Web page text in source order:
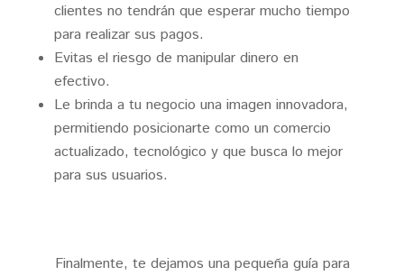
clientes no tendrán que esperar mucho tiempo
para realizar sus pagos.
Evitas el riesgo de manipular dinero en
efectivo.
Le brinda a tu negocio una imagen innovadora,
permitiendo posicionarte como un comercio
actualizado, tecnológico y que busca lo mejor
para sus usuarios.
Finalmente, te dejamos una pequeña guía para